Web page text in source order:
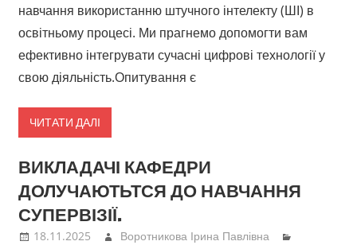
навчання використанню штучного інтелекту (ШІ) в
освітньому процесі. Ми прагнемо допомогти вам
ефективно інтегрувати сучасні цифрові технології у
свою діяльність.Опитування є
ЧИТАТИ ДАЛІ
ВИКЛАДАЧІ КАФЕДРИ
ДОЛУЧАЮТЬТСЯ ДО НАВЧАННЯ
СУПЕРВІЗІЇ.
18.11.2025
Воротникова Ірина Павлівна